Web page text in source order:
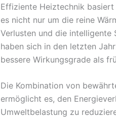
Effiziente Heiztechnik
es nicht nur um die reine
Verlusten und die intelligente
haben sich in den letzten
bessere Wirkungsgrade als
Die Kombination von
ermöglicht es, den
Umweltbelastung zu